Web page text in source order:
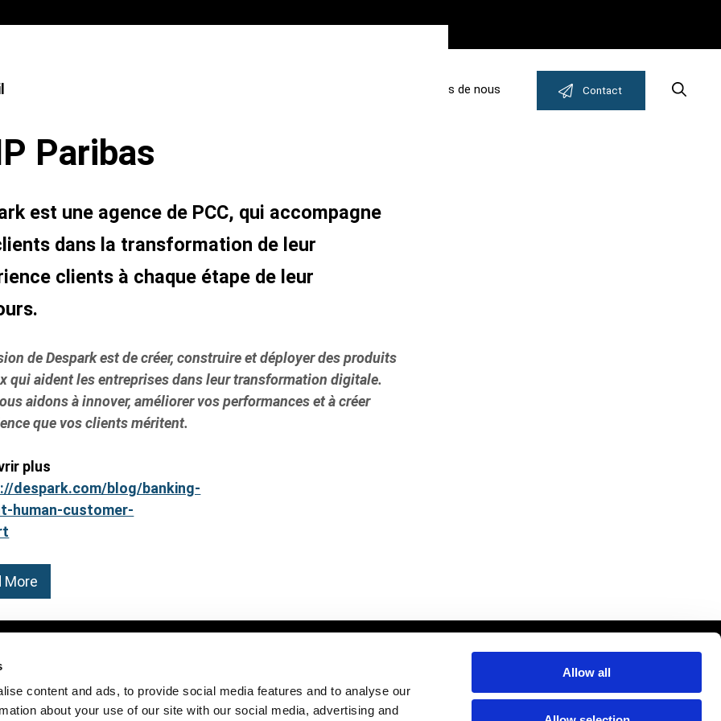
content and ads, to provide social media features and to analyse our
about your use of our site with our social media, advertising and
Allow all
A propos de nous Contact Search
Paribas
est une agence de PCC, qui accompagne
dans la transformation de leur
clients à chaque étape de leur
de Despark est de créer, construire et déployer des produits
qui aident les entreprises dans leur transformation digitale.
aidons à innover, améliorer vos performances et à créer
que vos clients méritent.
plus
despark.com/blog/banking-
human-customer-
More